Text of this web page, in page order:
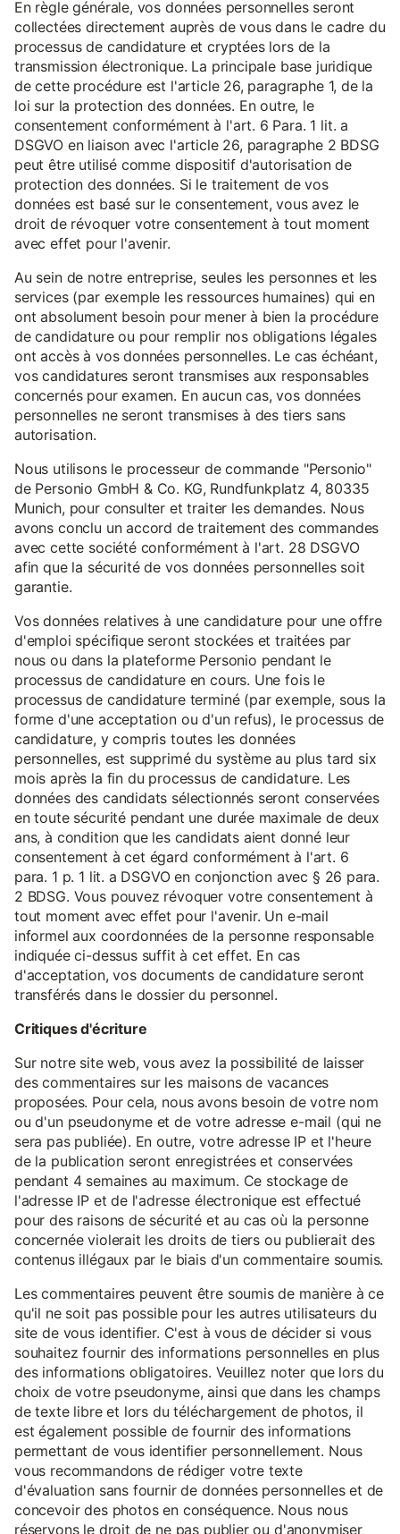
En règle générale, vos données personnelles seront
collectées directement auprès de vous dans le cadre du
processus de candidature et cryptées lors de la
transmission électronique. La principale base juridique
de cette procédure est l'article 26, paragraphe 1, de la
loi sur la protection des données. En outre, le
consentement conformément à l'art. 6 Para. 1 lit. a
DSGVO en liaison avec l'article 26, paragraphe 2 BDSG
peut être utilisé comme dispositif d'autorisation de
protection des données. Si le traitement de vos
données est basé sur le consentement, vous avez le
droit de révoquer votre consentement à tout moment
avec effet pour l'avenir.
Au sein de notre entreprise, seules les personnes et les
services (par exemple les ressources humaines) qui en
ont absolument besoin pour mener à bien la procédure
de candidature ou pour remplir nos obligations légales
ont accès à vos données personnelles. Le cas échéant,
vos candidatures seront transmises aux responsables
concernés pour examen. En aucun cas, vos données
personnelles ne seront transmises à des tiers sans
autorisation.
Nous utilisons le processeur de commande "Personio"
de Personio GmbH & Co. KG, Rundfunkplatz 4, 80335
Munich, pour consulter et traiter les demandes. Nous
avons conclu un accord de traitement des commandes
avec cette société conformément à l'art. 28 DSGVO
afin que la sécurité de vos données personnelles soit
garantie.
Vos données relatives à une candidature pour une offre
d'emploi spécifique seront stockées et traitées par
nous ou dans la plateforme Personio pendant le
processus de candidature en cours. Une fois le
processus de candidature terminé (par exemple, sous la
forme d'une acceptation ou d'un refus), le processus de
candidature, y compris toutes les données
personnelles, est supprimé du système au plus tard six
mois après la fin du processus de candidature. Les
données des candidats sélectionnés seront conservées
en toute sécurité pendant une durée maximale de deux
ans, à condition que les candidats aient donné leur
consentement à cet égard conformément à l'art. 6
para. 1 p. 1 lit. a DSGVO en conjonction avec § 26 para.
2 BDSG. Vous pouvez révoquer votre consentement à
tout moment avec effet pour l'avenir. Un e-mail
informel aux coordonnées de la personne responsable
indiquée ci-dessus suffit à cet effet. En cas
d'acceptation, vos documents de candidature seront
transférés dans le dossier du personnel.
Critiques d'écriture
Sur notre site web, vous avez la possibilité de laisser
des commentaires sur les maisons de vacances
proposées. Pour cela, nous avons besoin de votre nom
ou d'un pseudonyme et de votre adresse e-mail (qui ne
sera pas publiée). En outre, votre adresse IP et l'heure
de la publication seront enregistrées et conservées
pendant 4 semaines au maximum. Ce stockage de
l'adresse IP et de l'adresse électronique est effectué
pour des raisons de sécurité et au cas où la personne
concernée violerait les droits de tiers ou publierait des
contenus illégaux par le biais d'un commentaire soumis.
Les commentaires peuvent être soumis de manière à ce
qu'il ne soit pas possible pour les autres utilisateurs du
site de vous identifier. C'est à vous de décider si vous
souhaitez fournir des informations personnelles en plus
des informations obligatoires. Veuillez noter que lors du
choix de votre pseudonyme, ainsi que dans les champs
de texte libre et lors du téléchargement de photos, il
est également possible de fournir des informations
permettant de vous identifier personnellement. Nous
vous recommandons de rédiger votre texte
d'évaluation sans fournir de données personnelles et de
concevoir des photos en conséquence. Nous nous
réservons le droit de ne pas publier ou d'anonymiser